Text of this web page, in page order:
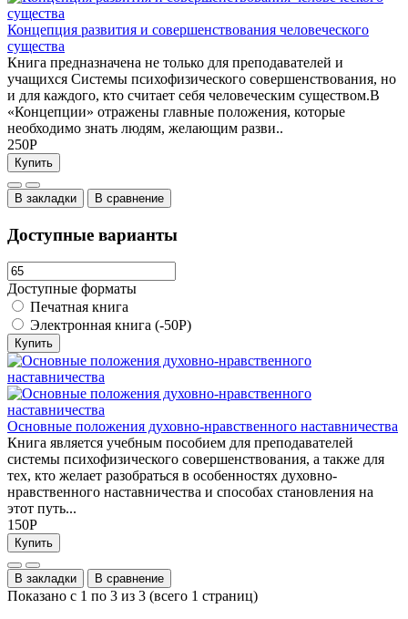
Концепция развития и совершенствования человеческого
существа
Книга предназначена не только для преподавателей и
учащихся Системы психофизического совершенствования, но
и для каждого, кто считает себя человеческим существом.В
«Концепции» отражены главные положения, которые
необходимо знать людям, желающим разви..
250Р
Купить
В закладки В сравнение
Доступные варианты
Доступные форматы
Печатная книга
Электронная книга (-50Р)
Купить
Основные положения духовно-нравственного наставничества
Книга является учебным пособием для преподавателей
системы психофизического совершенствования, а также для
тех, кто желает разобраться в особенностях духовно-
нравственного наставничества и способах становления на
этот путь...
150Р
Купить
В закладки В сравнение
Показано с 1 по 3 из 3 (всего 1 страниц)